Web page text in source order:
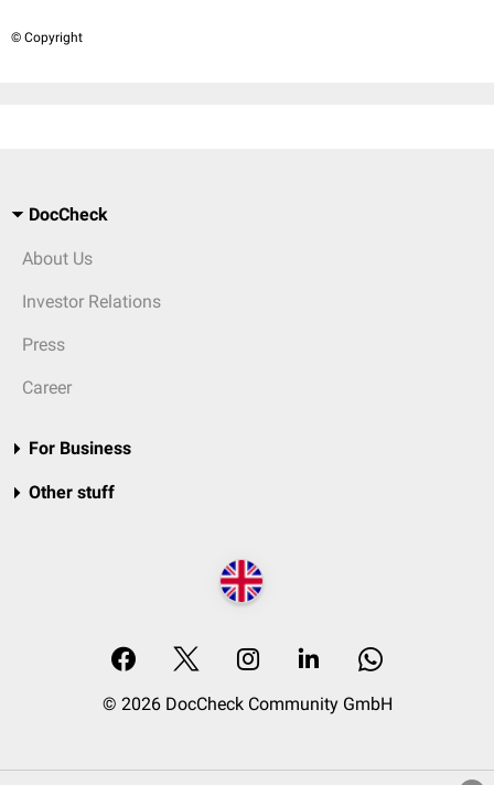
© Copyright
DocCheck
About Us
Investor Relations
Press
Career
For Business
Other stuff
© 2026 DocCheck Community GmbH